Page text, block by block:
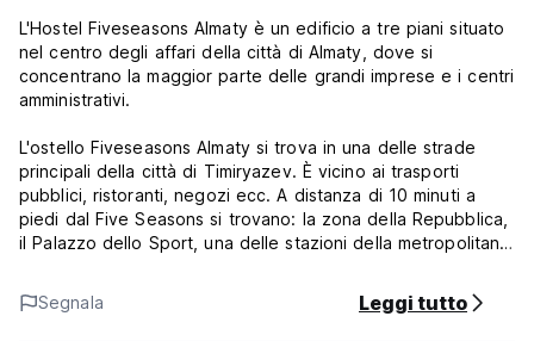
L'Hostel Fiveseasons Almaty è un edificio a tre piani situato
nel centro degli affari della città di Almaty, dove si
concentrano la maggior parte delle grandi imprese e i centri
amministrativi.
L'ostello Fiveseasons Almaty si trova in una delle strade
principali della città di Timiryazev. È vicino ai trasporti
pubblici, ristoranti, negozi ecc. A distanza di 10 minuti a
piedi dal Five Seasons si trovano: la zona della Repubblica,
il Palazzo dello Sport, una delle stazioni della metropolitana,
e molti altri altre viste.
Segnala Leggi tutto